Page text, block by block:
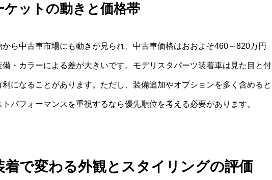
ットの動きと価格帯
ら中古車市場にも動きが見られ、中古車価格はおおよそ460～820万円
・カラーによる差が大きいです。モデリスタパーツ装着車は見た目と付
になることがあります。ただし、装備追加やオプションを多く含めると
パフォーマンスを重視するなら優先順位を考える必要があります。
着で変わる外観とスタイリングの評価